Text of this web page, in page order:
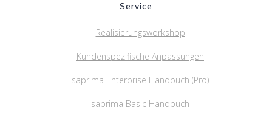
Service
Realisierungsworkshop
Kundenspezifische Anpassungen
saprima Enterprise Handbuch (Pro)
saprima Basic Handbuch